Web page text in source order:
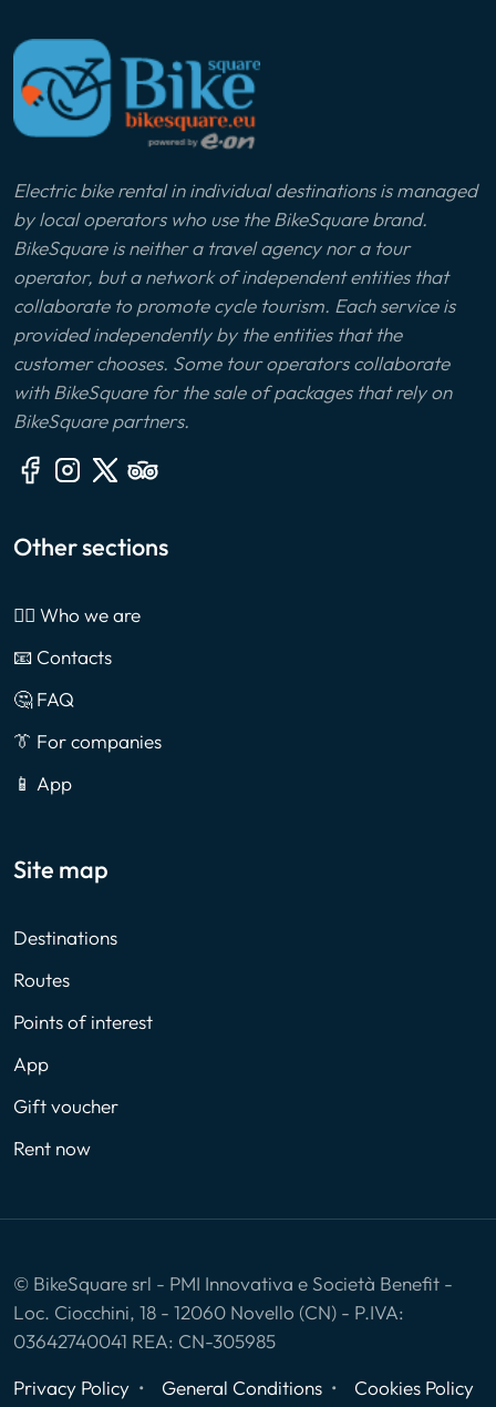
Electric bike rental in individual destinations is managed
by local operators who use the BikeSquare brand.
BikeSquare is neither a travel agency nor a tour
operator, but a network of independent entities that
collaborate to promote cycle tourism. Each service is
provided independently by the entities that the
customer chooses. Some tour operators collaborate
with BikeSquare for the sale of packages that rely on
BikeSquare partners.
Other sections
🙎‍♂️ Who we are
📧 Contacts
🤔 FAQ
👔 For companies
📱 App
Site map
Destinations
Routes
Points of interest
App
Gift voucher
Rent now
© BikeSquare srl - PMI Innovativa e Società Benefit -
Loc. Ciocchini, 18 - 12060 Novello (CN) - P.IVA:
03642740041 REA: CN-305985
Privacy Policy
General Conditions Cookies Policy